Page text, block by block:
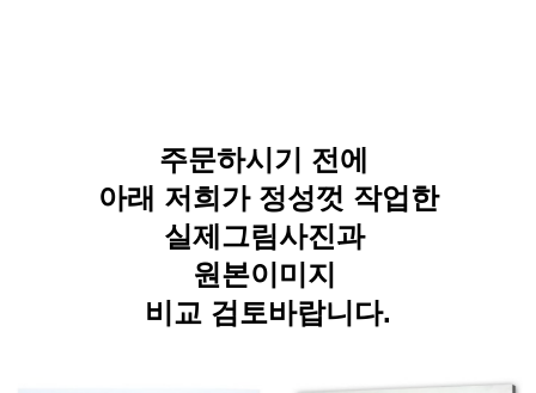
주문하시기 전에
아래 저희가 정성껏 작업한
실제그림사진과
원본이미지
비교 검토바랍니다.